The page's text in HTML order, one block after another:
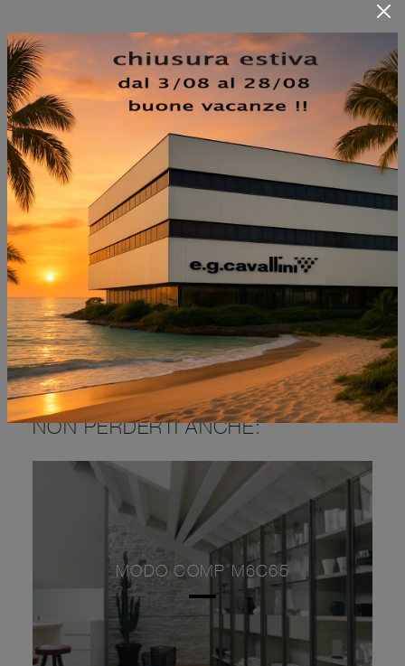
SFOGLIA I NOSTRI CATALOGHI
NON PERDERTI ANCHE:
MODO COMP M6C65